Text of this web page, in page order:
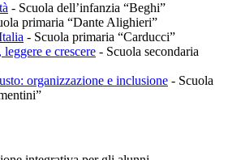
- Scuola dell’infanzia “Beghi”
primaria “Dante Alighieri”
- Scuola primaria “Carducci”
leggere e crescere - Scuola secondaria
organizzazione e inclusione - Scuola